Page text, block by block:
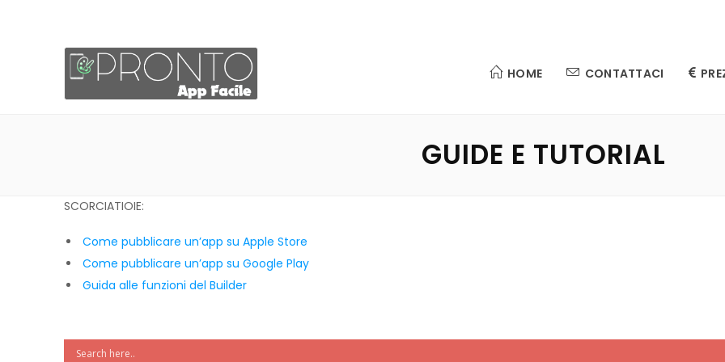
HOME CONTATTACI
GUIDE E TUTORIAL
SCORCIATIOIE:
Come pubblicare un’app su Apple Store
Come pubblicare un’app su Google Play
Guida alle funzioni del Builder